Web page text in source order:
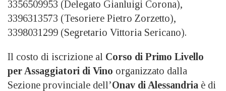
3356509953 (Delegato Gianluigi Corona),
3396313573 (Tesoriere Pietro Zorzetto),
3398031299 (Segretario Vittoria Sericano).
Il costo di iscrizione al Corso di Primo Livello
per Assaggiatori di Vino organizzato dalla
Sezione provinciale dell’Onav di Alessandria è di